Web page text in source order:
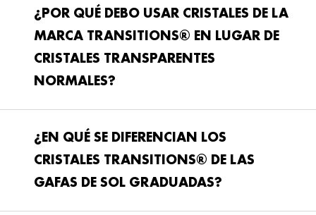
¿POR QUÉ DEBO USAR CRISTALES DE LA
MARCA TRANSITIONS® EN LUGAR DE
CRISTALES TRANSPARENTES
NORMALES?
¿EN QUÉ SE DIFERENCIAN LOS
CRISTALES TRANSITIONS® DE LAS
GAFAS DE SOL GRADUADAS?